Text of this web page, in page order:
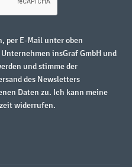
per E-Mail unter oben
insGraf GmbH und
und stimme der
des Newsletters
Daten zu. Ich kann meine
widerrufen.